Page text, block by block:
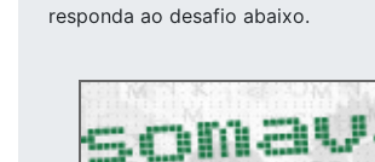
responda ao desafio abaixo.